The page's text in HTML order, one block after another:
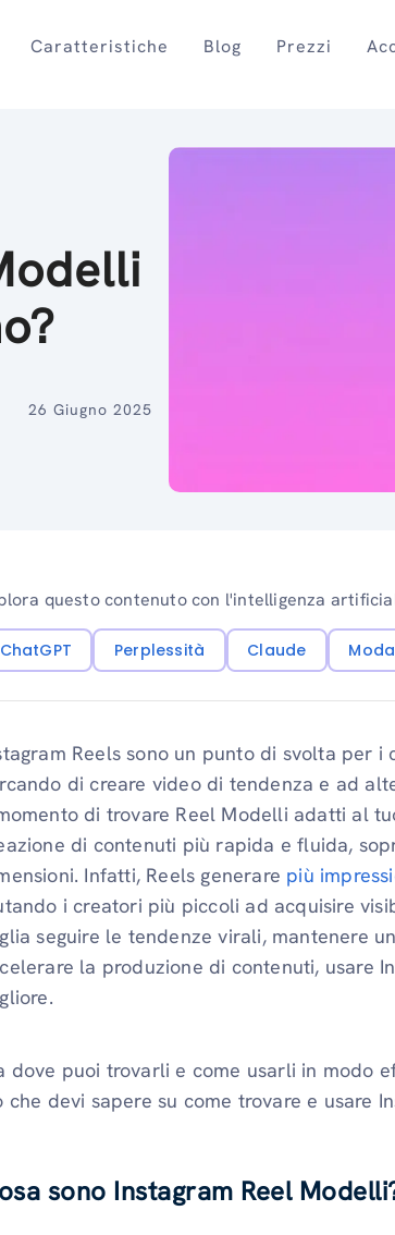
Caratteristiche Blog Prezzi
26 Giugno 2025
questo contenuto con l'intelligenza
ChatGPT Perplessità Claude
Reels sono un punto di svolta per
di creare video di tendenza e ad
di trovare Reel Modelli adatti al
di contenuti più rapida e fluida,
Infatti, Reels generare più
i creatori più piccoli ad acquisire
seguire le tendenze virali, mantenere
la produzione di contenuti, usare
dove puoi trovarli e come usarli in modo
che devi sapere su come trovare e usare
sono Instagram Reel